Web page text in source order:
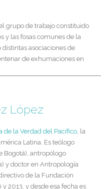
grupo de trabajo constituido
y las fosas comunes de la
asociaciones de
de exhumaciones en
López
de la Verdad del Pacífico, la
Latina. Es teólogo
Bogotá), antropólogo
y doctor en Antropología
de la Fundación
2013, y desde esa fecha es